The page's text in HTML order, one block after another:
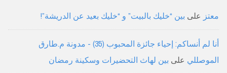
معتز على بين “خليك بالبيت” و “خليك بعيد عن الدريشة”!
أنا لم أنساكم: إحياء جائزة المحبوب (35) - مدونة م.طارق
الموصللي على بين لهاث التحضيرات وسكينة رمضان